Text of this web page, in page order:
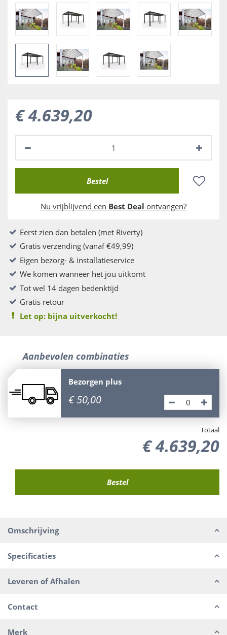
€4.639,20
Nu vrijblijvend een Best Deal ontvangen?
Eerst zien dan betalen (met Riverty)
Gratis verzending (vanaf €49,99)
Eigen bezorg- & installatieservice
We komen wanneer het jou uitkomt
Tot wel 14 dagen bedenktijd
Gratis retour
Let op: bijna uitverkocht!
Aanbevolen combinaties
Bezorgen plus
€ 50,00
Totaal
€4.639,20
Omschrijving
Specificaties
Leveren of Afhalen
Contact
Merk